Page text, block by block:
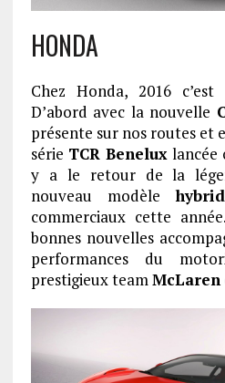
HONDA
Chez Honda, 2016
D’abord avec la nouvelle
présente sur nos routes et
série TCR Beneluxlancée
y a le retour de la
nouveau modèle
commerciaux cette
bonnes nouvelles
performances du
prestigieux teamMcLaren